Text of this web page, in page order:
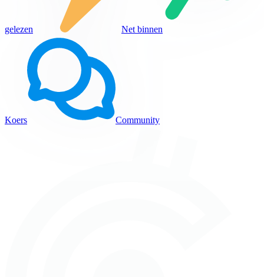
gelezen Net binnen
Koers Community